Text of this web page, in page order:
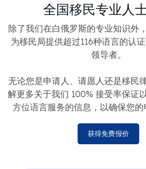
全国移民专业人
除了我们在白俄罗斯的专业知识外
为移民局提供超过116种语言的认
领导者。
无论您是申请人、请愿人还是移民
解更多关于我们 100% 接受率保证
方位语言服务的信息，以确保您的
获得免费报价